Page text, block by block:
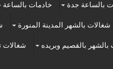
بالساعة جدة خادمات بالساعة
شغالات بالشهر المدينة المنورة
بالشهر بالقصيم وبريده شغالات